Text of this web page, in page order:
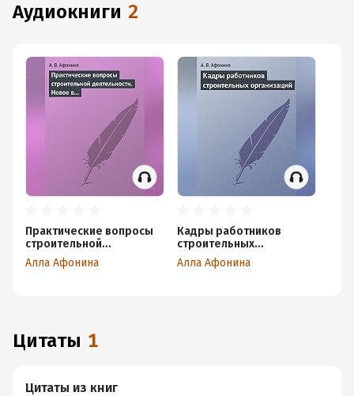
аудиокниги 2
Практические вопросы
строительной
деятельности. Новое в
правовом регулировании
Алла Афонина
Кадры работников
строительных
организаций
Алла Афонина
Цитаты 1
Цитаты из книг